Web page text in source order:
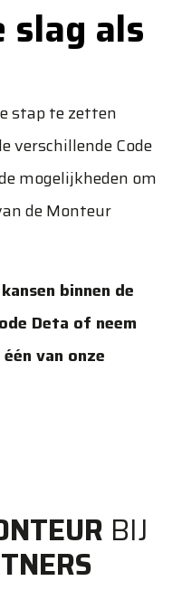
slag als
stap te zetten
verschillendeCode
mogelijkheden om
deMonteur
binnen de
Deta of neem
van onze
BIJ